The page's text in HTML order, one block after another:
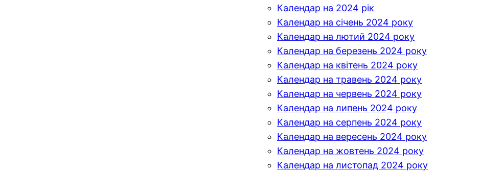
Календар на 2024 рік
Календар на січень 2024 року
Календар на лютий 2024 року
Календар на березень 2024 року
Календар на квітень 2024 року
Календар на травень 2024 року
Календар на червень 2024 року
Календар на липень 2024 року
Календар на серпень 2024 року
Календар на вересень 2024 року
Календар на жовтень 2024 року
Календар на листопад 2024 року